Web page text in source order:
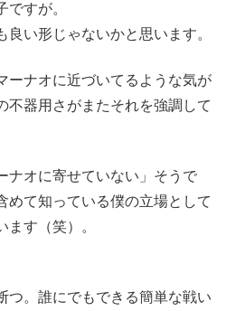
すが。
い形じゃないかと思います。
ーナオに近づいてるような気が
不器用さがまたそれを強調して
ナオに寄せていない」そうで
めて知っている僕の立場として
す（笑）。
つ。誰にでもできる簡単な戦い